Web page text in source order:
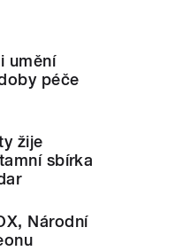
umění
péče
žije
sbírka
Národní